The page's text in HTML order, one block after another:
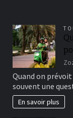
Quand on prévoit
souvent une
En savoir plus